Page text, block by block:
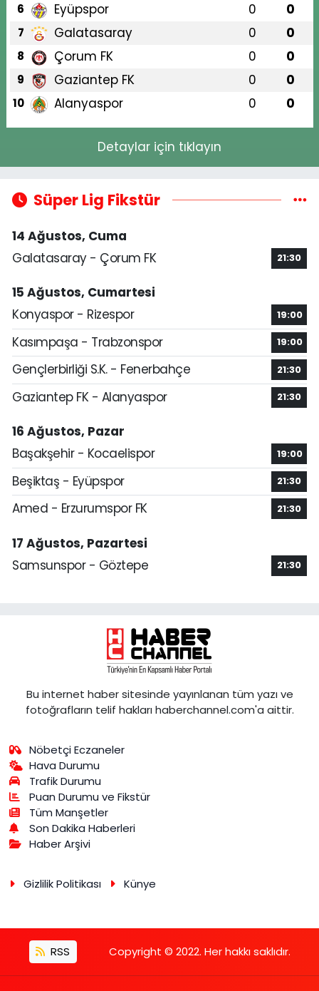
6 Eyüpspor 0 0
7 Galatasaray 0 0
8 Çorum FK 0 0
9 Gaziantep FK 0 0
10 Alanyaspor 0 0
Detaylar için tıklayın
Süper Lig Fikstür
14 Ağustos, Cuma
Galatasaray - Çorum FK
21:30
15 Ağustos, Cumartesi
Konyaspor - Rizespor
19:00
Kasımpaşa - Trabzonspor 19:00
Gençlerbirliği S.K. - Fenerbahçe 21:30
Gaziantep FK - Alanyaspor 21:30
16 Ağustos, Pazar
Başakşehir - Kocaelispor
19:00
Beşiktaş - Eyüpspor 21:30
Amed - Erzurumspor FK 21:30
17 Ağustos, Pazartesi
Samsunspor - Göztepe
21:30
Bu internet haber sitesinde yayınlanan tüm yazı ve
fotoğrafların telif hakları haberchannel.com'a aittir.
Nöbetçi Eczaneler
Hava Durumu
Trafik Durumu
Puan Durumu ve Fikstür
Tüm Manşetler
Son Dakika Haberleri
Haber Arşivi
Gizlilik Politikası Künye
RSS Copyright © 2022. Her hakkı saklıdır.